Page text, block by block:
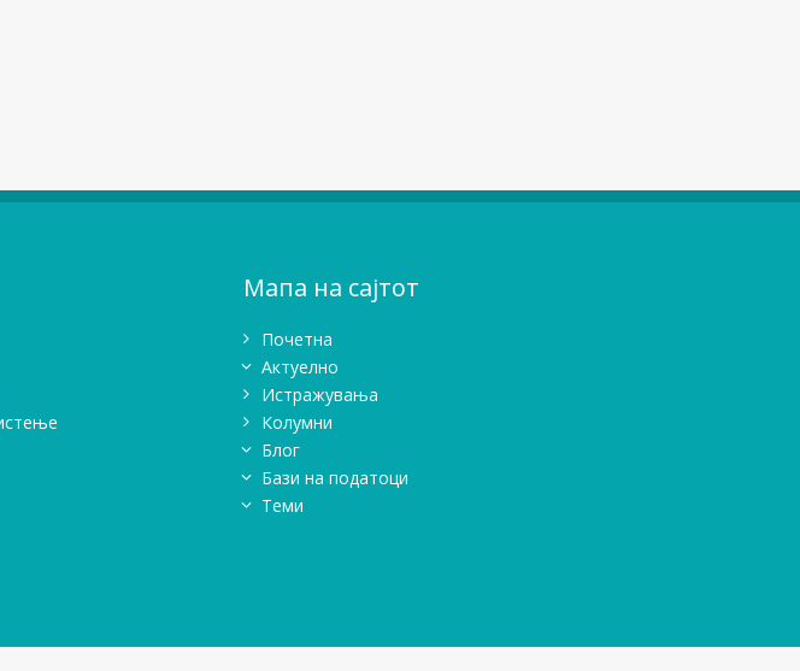
Мапа на сајтот
Почетна
Актуелно
Истражувањa
Колумни
Блог
Бази на податоци
Теми